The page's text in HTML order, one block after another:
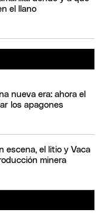
el llano
nueva era: ahora el
los apagones
escena, el litio y Vaca
minera